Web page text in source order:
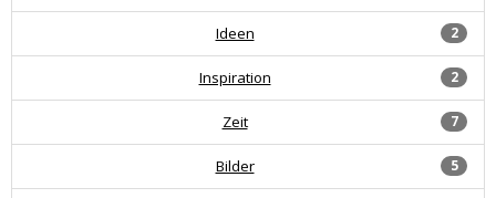
2
Ideen
2
Inspiration
7
Zeit
5
Bilder